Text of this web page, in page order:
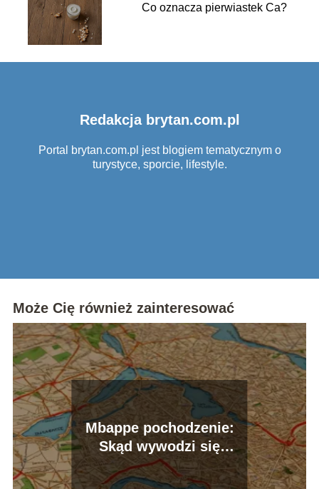
Co oznacza pierwiastek Ca?
Redakcja brytan.com.pl
Portal brytan.com.pl jest blogiem tematycznym o
turystyce, sporcie, lifestyle.
Może Cię również zainteresować
Mbappe pochodzenie:
Skąd wywodzi się
gwiazda PSG?